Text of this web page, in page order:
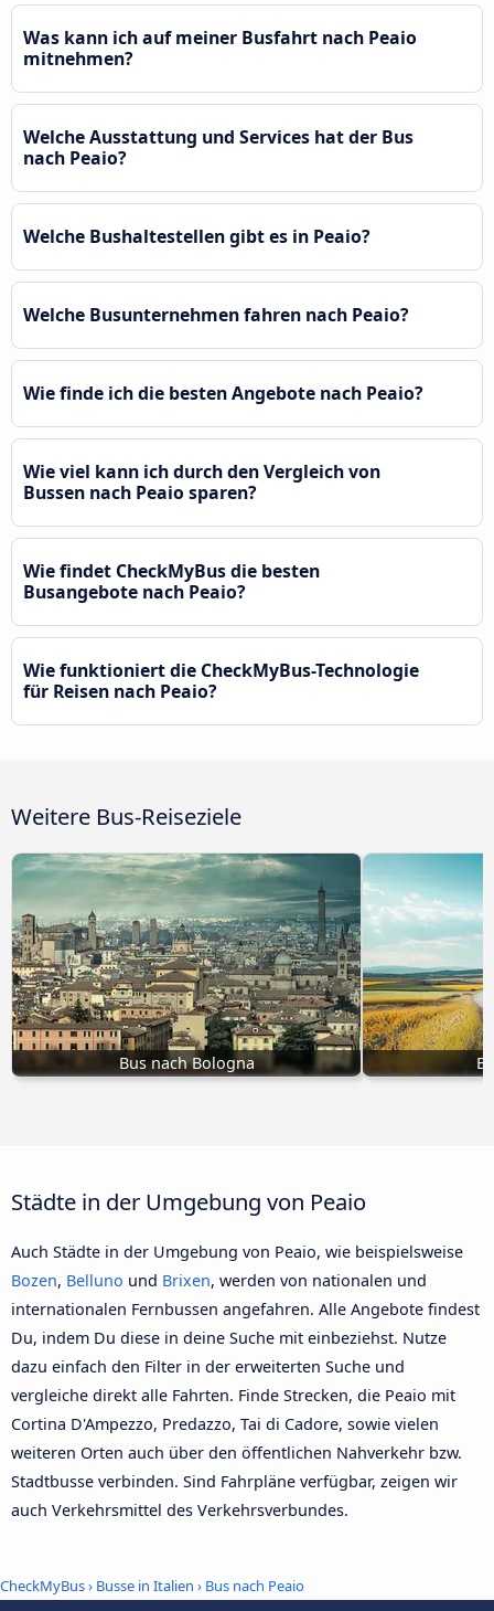
Was kann ich auf meiner Busfahrt nach Peaio
mitnehmen?
Welche Ausstattung und Services hat der Bus
nach Peaio?
Welche Bushaltestellen gibt es in Peaio?
Welche Busunternehmen fahren nach Peaio?
Wie finde ich die besten Angebote nach Peaio?
Wie viel kann ich durch den Vergleich von
Bussen nach Peaio sparen?
Wie findet CheckMyBus die besten
Busangebote nach Peaio?
Wie funktioniert die CheckMyBus-Technologie
für Reisen nach Peaio?
Weitere Bus-Reiseziele
Bus nach Bologna
Städte in der Umgebung von Peaio
Auch Städte in der Umgebung von Peaio, wie beispielsweise
Bozen, Belluno und Brixen, werden von nationalen und
internationalen Fernbussen angefahren. Alle Angebote findest
Du, indem Du diese in deine Suche mit einbeziehst. Nutze
dazu einfach den Filter in der erweiterten Suche und
vergleiche direkt alle Fahrten. Finde Strecken, die Peaio mit
Cortina D'Ampezzo, Predazzo, Tai di Cadore, sowie vielen
weiteren Orten auch über den öffentlichen Nahverkehr bzw.
Stadtbusse verbinden. Sind Fahrpläne verfügbar, zeigen wir
auch Verkehrsmittel des Verkehrsverbundes.
CheckMyBus› Busse in Italien › Bus nach Peaio